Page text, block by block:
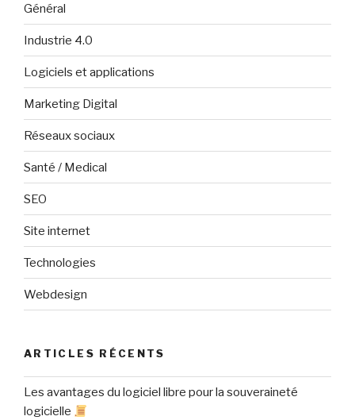
Général
Industrie 4.0
Logiciels et applications
Marketing Digital
Réseaux sociaux
Santé / Medical
SEO
Site internet
Technologies
Webdesign
ARTICLES RÉCENTS
Les avantages du logiciel libre pour la souveraineté
logicielle